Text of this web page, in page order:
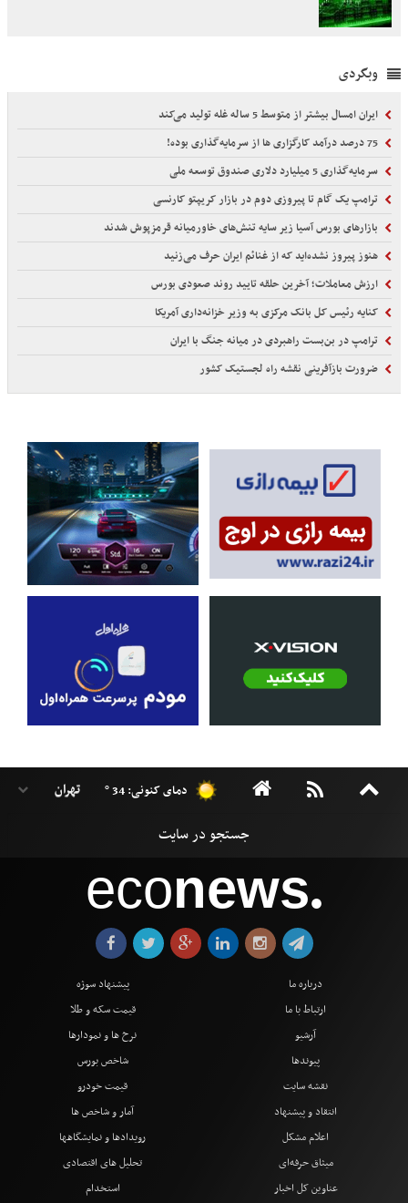
وبگردی
ایران امسال بیشتر از متوسط 5 ساله غله تولید می‌کند
سرمایه‌گذاری 5 میلیارد دلاری صندوق توسعه ملی
ترامپ یک گام تا پیروزی دوم در بازار کریپتو کارنسی
بازارهای بورس آسیا زیر سایه تنش‌های خاورمیانه قرمزپوش شدند
هنوز پیروز نشده‌اید که از غنائم ایران حرف می‌زنید
ارزش معاملات؛ آخرین حلقه تایید روند صعودی بورس
کنایه رئیس کل بانک مرکزی به وزیر خزانه‌داری آمریکا
ترامپ در بن‌بست راهبردی در میانه جنگ با ایران
ضرورت بازآفرینی نقشه راه لجستیک کشور
دمای کنونی: 34 °
econews●
درباره ما
ارتباط با ما
آرشیو
پیوندها
نقشه سایت
انتقاد و پیشنهاد
اعلام مشکل
میثاق حرفه‌ای
پیشنهاد سوژه
قیمت سکه و طلا
نرخ ها و نمودارها
شاخص بورس
قیمت خودرو
آمار و شاخص ها
رویدادها و نمایشگاهها
تحلیل های اقتصادی
عناوین کل اخبار
استخدام